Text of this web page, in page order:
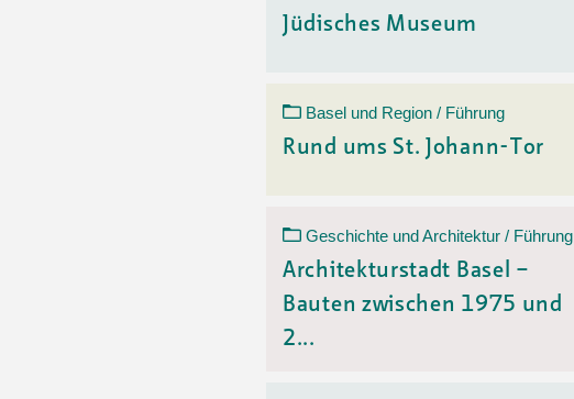
Jüdisches Museum
Basel und Region / Führung
Rund ums St. Johann-Tor
Geschichte und Architektur / Führung
Architekturstadt Basel –
Bauten zwischen 1975 und
2...